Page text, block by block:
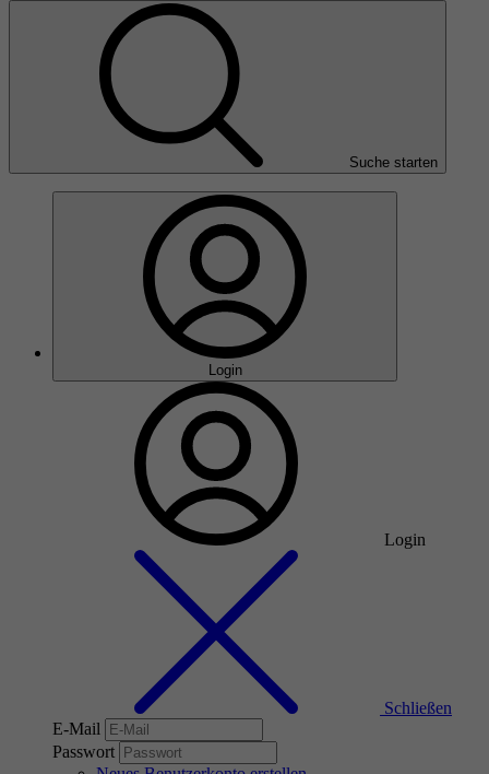
Suche starten
Login
Login
Schließen
E-Mail
Passwort